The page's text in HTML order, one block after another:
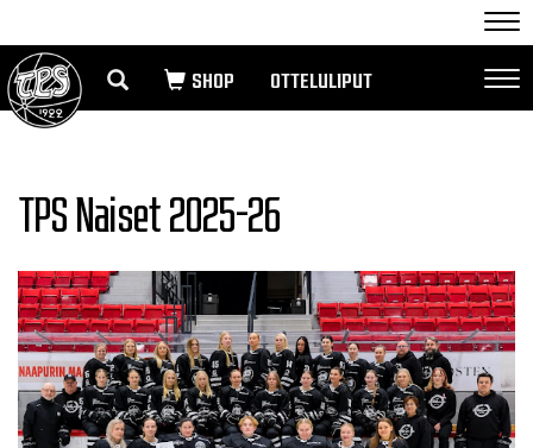
OTTELULIPUT
TPS Naiset 2025-26